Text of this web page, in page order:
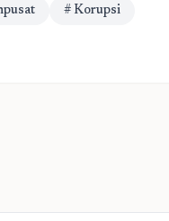
# Korupsi